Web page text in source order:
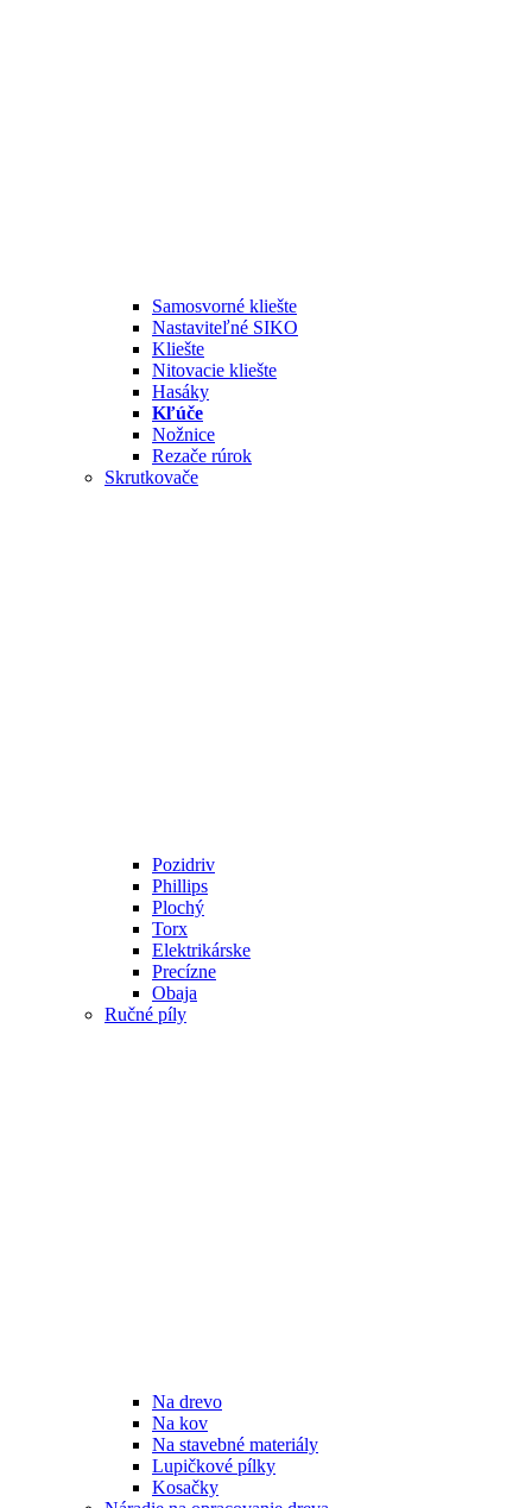
Samosvorné kliešte
Nastaviteľné SIKO
Kliešte
Nitovacie kliešte
Hasáky
Kľúče
Nožnice
Rezače rúrok
Skrutkovače
Pozidriv
Phillips
Plochý
Torx
Elektrikárske
Precízne
Obaja
Ručné píly
Na drevo
Na kov
Na stavebné materiály
Lupičkové pílky
Kosačky